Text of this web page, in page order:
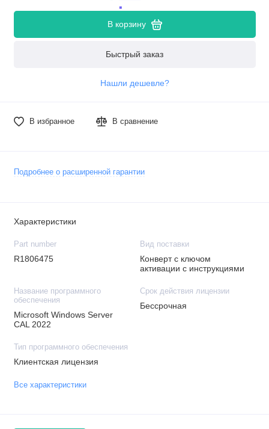
В корзину
Быстрый заказ
Нашли дешевле?
В избранное В сравнение
Подробнее о расширенной гарантии
Характеристики
Part number
R1806475
Вид поставки
Конверт с ключом
активации с инструкциями
Название программного
обеспечения
Microsoft Windows Server
CAL 2022
Срок действия лицензии
Бессрочная
Тип программного обеспечения
Клиентская лицензия
Все характеристики